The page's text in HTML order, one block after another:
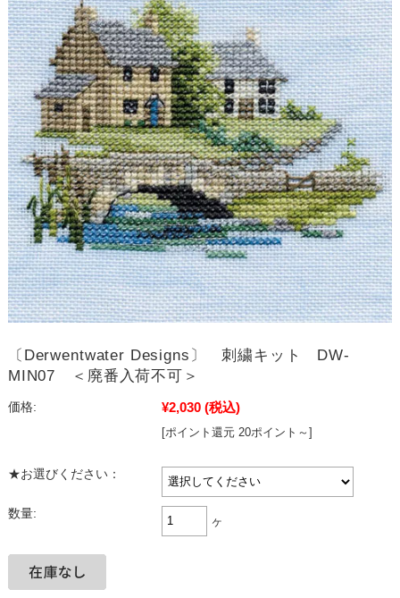
〔Derwentwater Designs〕 刺繍キット DW-
MIN07 ＜廃番入荷不可＞
価格: ¥2,030 (税込)
[ポイント還元 20ポイント～]
★お選びください：
数量:
ヶ